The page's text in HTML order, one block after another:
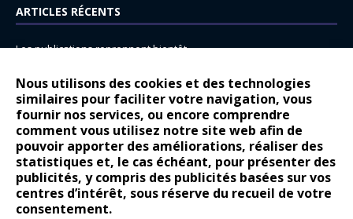
Nous utilisons des cookies et des technologies
similaires pour faciliter votre navigation, vous
fournir nos services, ou encore comprendre
comment vous utilisez notre site web afin de
pouvoir apporter des améliorations, réaliser des
statistiques et, le cas échéant, pour présenter des
publicités, y compris des publicités basées sur vos
centres d’intérêt, sous réserve du recueil de votre
consentement.
ARTICLES RÉCENTS
Les publications reprennent bientôt…
14 juillet : nouveau film de marque pour Citroën
Renault Espace : voyage, voyage…
Peugeot E-208 GTi : naissance d’une légende
COMMENTAIRES RÉCENTS